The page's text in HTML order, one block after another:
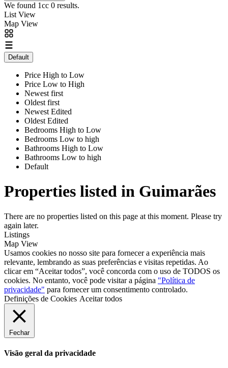
We found 1cc 0 results.
List View
Map View
Default
Price High to Low
Price Low to High
Newest first
Oldest first
Newest Edited
Oldest Edited
Bedrooms High to Low
Bedrooms Low to high
Bathrooms High to Low
Bathrooms Low to high
Default
Properties listed in Guimarães
There are no properties listed on this page at this moment. Please try
again later.
Listings
Map View
Usamos cookies no nosso site para fornecer a experiência mais
relevante, lembrando as suas preferências e visitas repetidas. Ao
clicar em “Aceitar todos”, você concorda com o uso de TODOS os
cookies. No entanto, você pode visitar a página "Política de
privacidade" para fornecer um consentimento controlado.
Definições de Cookies Aceitar todos
Fechar
Visão geral da privacidade